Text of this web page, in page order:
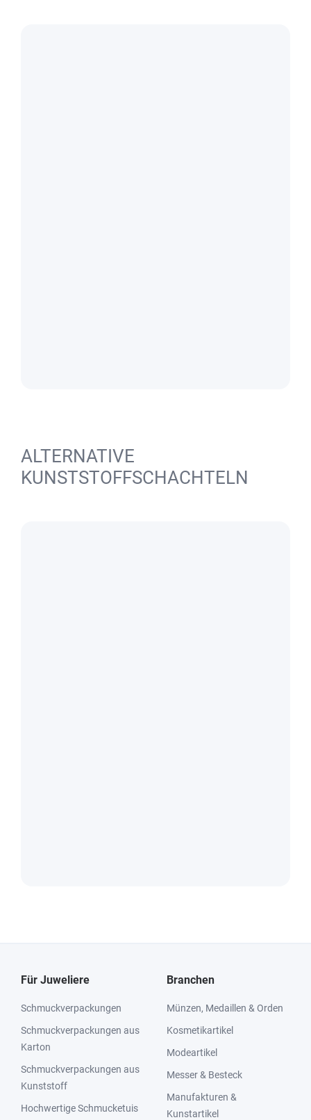
ALTERNATIVE
KUNSTSTOFFSCHACHTELN
Für Juweliere
Schmuckverpackungen
Schmuckverpackungen aus
Karton
Schmuckverpackungen aus
Kunststoff
Hochwertige Schmucketuis
Branchen
Münzen, Medaillen & Orden
Kosmetikartikel
Modeartikel
Messer & Besteck
Manufakturen &
Kunstartikel